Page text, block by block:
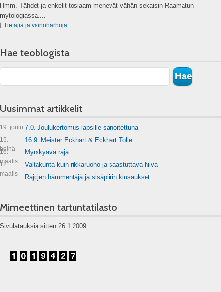
Hmm. Tähdet ja enkelit tosiaam menevät vähän sekaisin Raamatun
mytologiassa....
⌊ Tietäjiä ja vainoharhoja
Hae teoblogista
Uusimmat artikkelit
19. joulu 7.0. Joulukertomus lapsille sanoitettuna
15.
heinä
16.9. Meister Eckhart & Eckhart Tolle
16.
maalis
Myrskyävä raja
12.
maalis
Valtakunta kuin rikkaruoho ja saastuttava hiiva
Rajojen hämmentäjä ja sisäpiirin kiusaukset.
Mimeettinen tartuntatilasto
Sivulatauksia sitten 26.1.2009